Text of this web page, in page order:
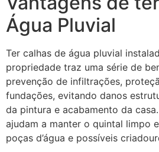
Água Pluvial
Ter calhas de água pluvial
propriedade traz uma série de
prevenção de infiltrações,
fundações, evitando danos
da pintura e acabamento da
ajudam a manter o quintal limpo
poças d’água e possíveis